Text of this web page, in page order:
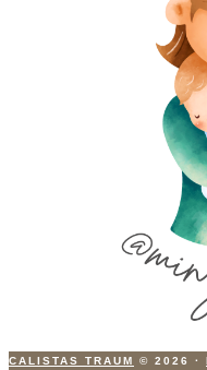
CALISTAS TRAUM © 2026 ·